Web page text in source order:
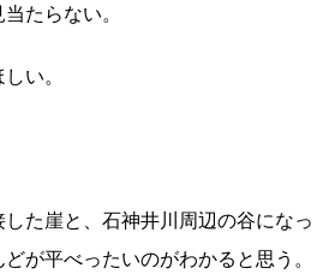
たらない。
い。
た崖と、石神井川周辺の谷になっ
が平べったいのがわかると思う。